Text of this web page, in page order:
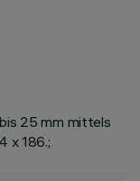
25 mm mittels
x 186.;